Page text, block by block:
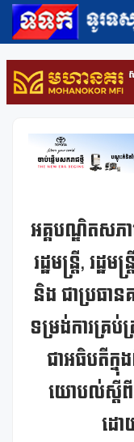
អគ្គបណ្ឌិតសភា
រដ្ឋមន្ត្រី, រដ្ឋ
និង ជាប្រធាន
ទម្រង់ការគ្រប់
ជាអធិបតីក្នុ
យោបល់ស្តីពី
ដោ